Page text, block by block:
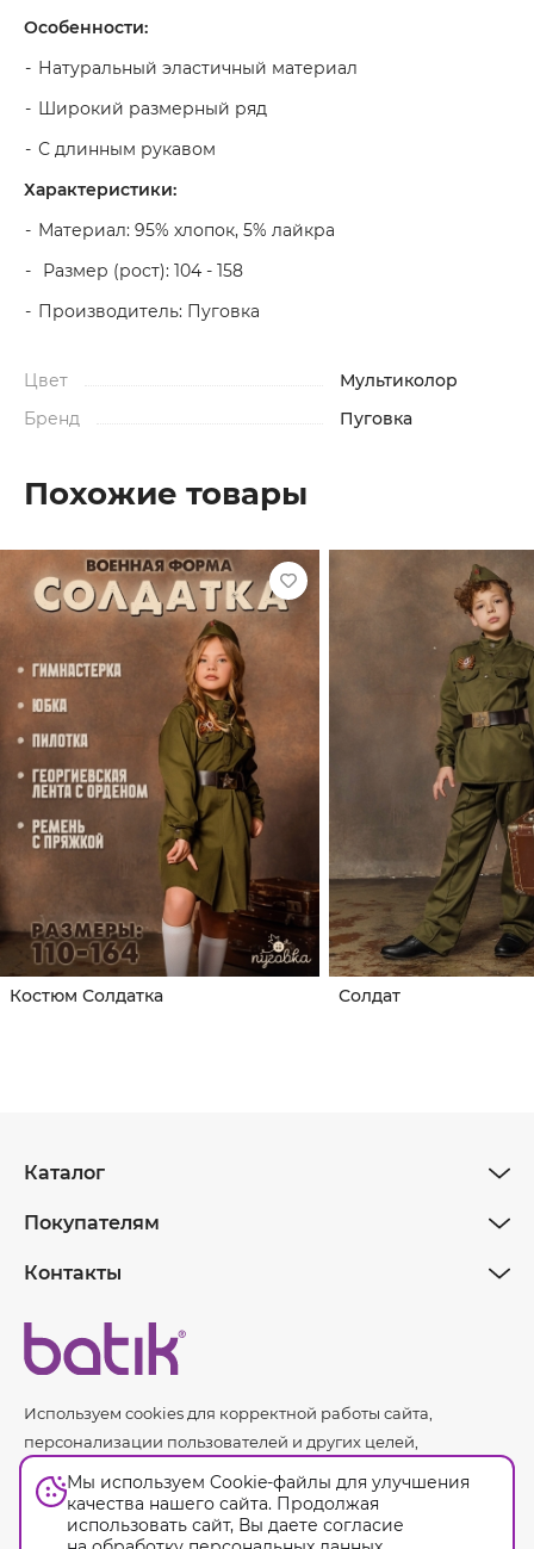
Особенности:
Натуральный эластичный материал
Широкий размерный ряд
С длинным рукавом
Характеристики:
Материал: 95% хлопок, 5% лайкра
Размер (рост): 104 - 158
Производитель: Пуговка
Цвет
Мультиколор
Бренд
Пуговка
Похожие товары
Костюм Солдатка Солдат
Используем cookies для корректной работы сайта,
персонализации пользователей и других целей,
данных.
Каталог
Покупателям
Контакты
Мы используем Cookie-файлы для улучшения
качества нашего сайта. Продолжая
использовать сайт, Вы даете согласие